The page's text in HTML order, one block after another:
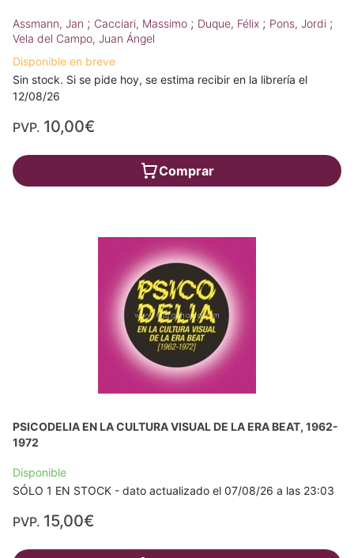
Assmann, Jan ; Cacciari, Massimo ; Duque, Félix ; Pons, Jordi ;
Vela del Campo, Juan Ángel
Disponible en breve
Sin stock. Si se pide hoy, se estima recibir en la librería el
12/08/26
PVP. 10,00€
Comprar
PSICODELIA EN LA CULTURA VISUAL DE LA ERA BEAT, 1962-
1972
Disponible
SÓLO 1 EN STOCK - dato actualizado el 07/08/26 a las 23:03
PVP. 15,00€